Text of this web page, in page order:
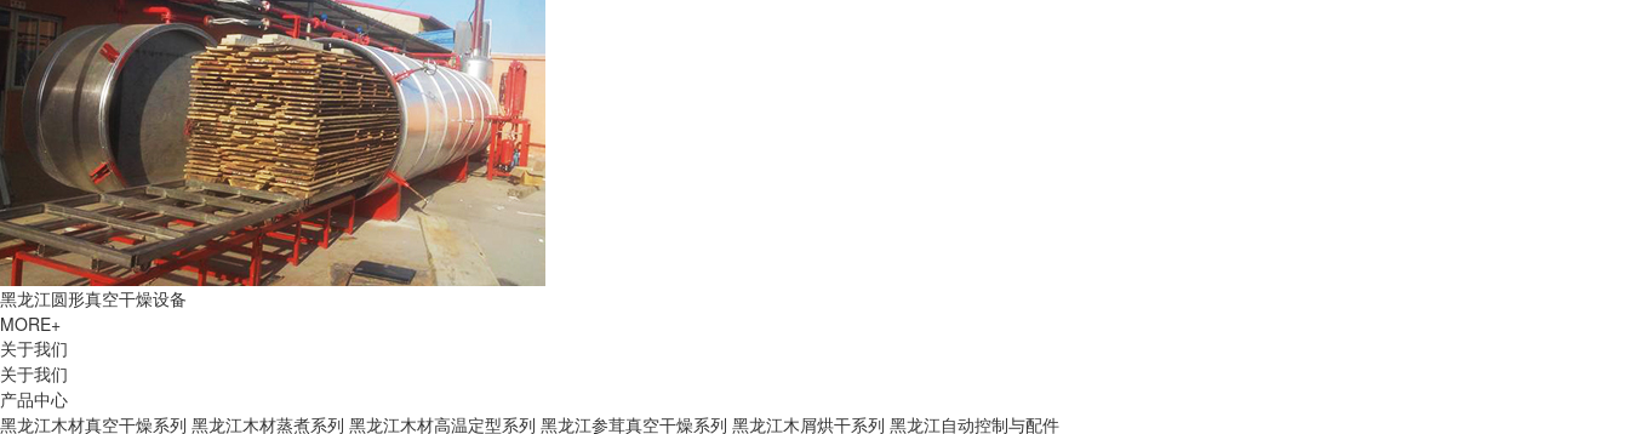
黑龙江圆形真空干燥设备
MORE+
关于我们
关于我们
产品中心
黑龙江木材真空干燥系列 黑龙江木材蒸煮系列 黑龙江木材高温定型系列 黑龙江参茸真空干燥系列 黑龙江木屑烘干系列 黑龙江自动控制与配件